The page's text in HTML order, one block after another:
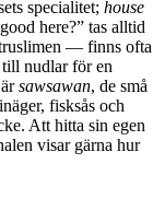
specialitet; house
here?” tas alltid
— finns ofta
nudlar för en
sawsawan, de små
fisksås och
Att hitta sin egen
visar gärna hur